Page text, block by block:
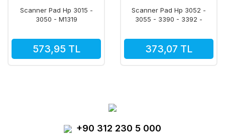
Scanner Pad Hp 3015 -
3050 - M1319
573,95 TL
Scanner Pad Hp 3052 -
3055 - 3390 - 3392 -
M2727
373,07 TL
+90 312 230 5 000